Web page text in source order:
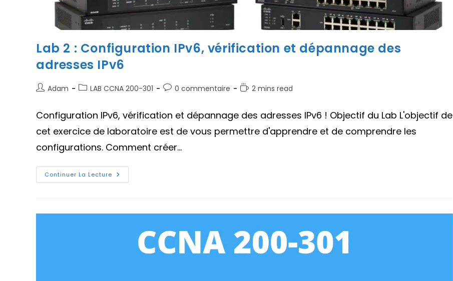
Lab 2 : Configuration IPv6, vérification et dépannage des
adresses IPv6
Auteur/autrice
publication :
Adam
PostLAB CCNA 200-301
Commentaires
publication :
0 commentaire
Temps2 mins read
Configuration IPv6, vérification et dépannage des adresses IPv6 ! Objectif du Lab L'objectif de
cet exercice de laboratoire est de vous permettre d'apprendre et de comprendre les
configurations. Comment créer…
Continuer La Lecture Lab
2
Adresses